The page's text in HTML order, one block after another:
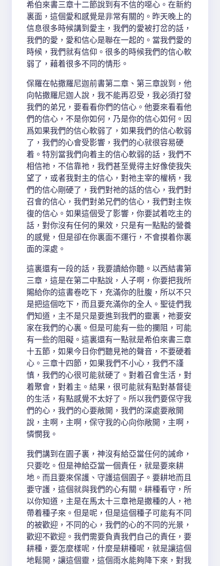
希伯來書三章十二節說到有不信的噁心。在新約
裏面，這個愛和感覺是非常有關的。昨天晚上的
信息很多時候講到愛主，我們的愛被打岔的話，
我們的愛，愛和信心是聯在一起的。當我們愛的
時候，我們就有信仰。很多的時候我們的信心軟
弱了，藉着很多不同的情形。
保羅在帖撒羅尼迦前書第二章、第三章說到，他
向帖撒羅尼迦人說，我不能再忍受，我必須打發
我們的弟兄，要看看你們的信心。他要來看看他
們的信心，不是你如何，乃是你的信心如何。因
爲如果我們的信心軟弱了，如果我們的信心軟弱
了，我們的心會受影響，我們的心就很容易硬
着。特別當我們向着主的信心軟弱的話，我們不
相信祂，不信靠祂，我們甚至覺得主好像使我失
望了，或者我對主的信心，對祂主宰的權柄，我
們的信心剛硬了，我們對祂的話的信心，我們對
召會的信心，我們對弟兄們的信心，我們對主恢
復的信心。如果這個受了影響，你要試着吃主的
話，對你沒有任何的果效，只是有一點點的營養
的感覺，但是卻在你裏面不運行，不會摸着你裏
面的深處。
這裏還有一段的話，我要讀給你聽。以西結書第
三章，這是在第二中點說，人子啊，你要把我所
賜給你的這書卷吃下，充滿你的肚腹，所以不只
是把這個吃下，而且要充滿你的全人。聖徒們我
們知道，主不是只是要進到我們的靈裏，祂要安
家在我們的心裏。但是可能有一些的攔阻，可能
有一些的阻礙。這裏還有一點就是希伯來書三章
十五節，如果今日你們聽見祂的聲音，不要硬着
心。三章十四節，如果我們不小心，我們不謹
慎，我們的心很可能就硬了。對着召會生活，對
着聚會，對着主。結果，很可能就有點對基督徒
的生活，有點感覺不太好了。所以我們要保守我
們的心，我們的心要敞開，我們的深處要敞開
說，主啊，主啊，保守我的心向你敞開，主啊，
憐憫我。
我們講到在園子裏，神沒有給亞當任何的誡命，
只要吃。但是神給亞當一個責任，就是要來耕
地。而且要來保護、守護這個園子。要耕地而且
要守護，這個就與我們的心有關。耕種看守，所
以你知道，主是在馬太十三章祂是撒種的人，祂
帶着種子來。但是呢，但是這個種子可能有不同
的被歡迎，不同的心，我們的心的不同的光景，
歡迎不歡迎。我們需要負責我們自己的責任，要
耕種，要怎麼樣呢，什麼是耕種呢，就是讓這個
地鬆開，讓這個靈，這個雨水能夠降下來，對我